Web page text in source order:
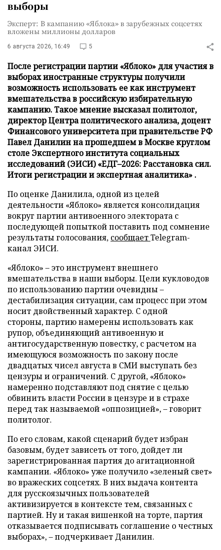
выборы
Эксперт: В кампанию «Яблока» в зарубежных соцсетях
вложены миллионы долларов
6 августа 2026, 16:49 5
После регистрации партии «Яблоко» для участия в
выборах иностранные структуры получили
возможность использовать ее как инструмент
вмешательства в российскую избирательную
кампанию. Такое мнение высказал политолог,
директор Центра политического анализа, доцент
Финансового университета при правительстве РФ
Павел Данилин на прошедшем в Москве круглом
столе Экспертного института социальных
исследований (ЭИСИ) «ЕДГ–2026: Расстановка сил.
Итоги регистрации и экспертная аналитика» .
По оценке Данилила, одной из целей
деятельности «Яблоко» является консолидация
вокруг партии антивоенного электората с
последующей попыткой поставить под сомнение
результаты голосования, сообщаетTelegram-
канал ЭИСИ.
«Яблоко» – это инструмент внешнего
вмешательства в наши выборы. Цели кукловодов
по использованию партии очевидны –
дестабилизация ситуации, сам процесс при этом
носит двойственный характер. С одной
стороны, партию намерены использовать как
рупор, объединяющий антивоенную и
антигосударственную повестку, с расчетом на
имеющуюся возможность по закону после
двадцатых чисел августа в СМИ выступать без
цензуры и ограничений. С другой, «Яблоко»
намеренно подставляют под снятие с целью
обвинить власти России в цензуре и в страхе
перед так называемой «оппозицией», – говорит
политолог.
По его словам, какой сценарий будет избран
базовым, будет зависеть от того, дойдет ли
зарегистрированная партия до агитационной
кампании. «Яблоко» уже получило «зеленый свет»
во вражеских соцсетях. В них выдача контента
для русскоязычных пользователей
активизируется в контексте тем, связанных с
партией. Ну и такая вишенкой на торте, партия
отказывается подписывать соглашение о честных
выборах», – подчеркивает Данилин.